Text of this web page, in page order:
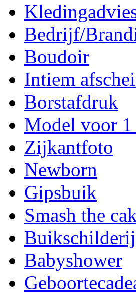
Bedrijf/
Boudoir
Intiem
Borstafdruk
Model voor 1
Zijkantfoto
Newborn
Gipsbuik
Smash the
Buikschilderij
Babyshower